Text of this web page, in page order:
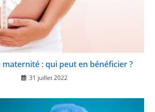
maternité : qui peut en bénéficier ?
31 juillet 2022